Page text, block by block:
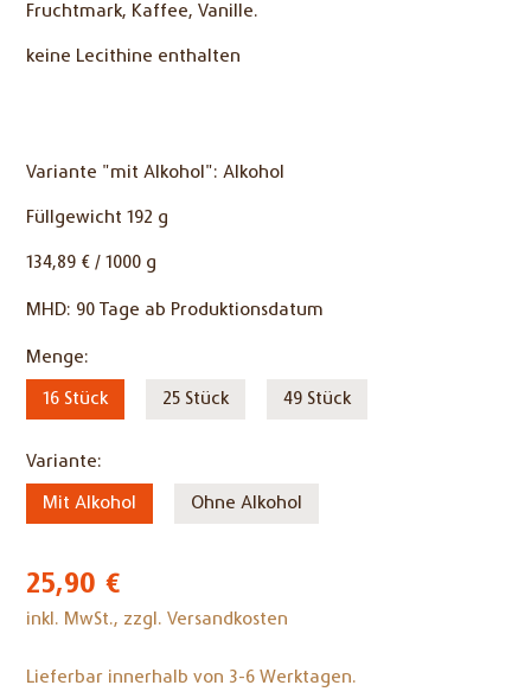
Fruchtmark, Kaffee, Vanille.
keine Lecithine enthalten
Variante "mit Alkohol": Alkohol
Füllgewicht 192 g
134,89 € / 1000 g
MHD: 90 Tage ab Produktionsdatum
Pflichtfeld
Menge:
16 Stück 25 Stück 49 Stück
Pflichtfeld
Variante:
Mit Alkohol Ohne Alkohol
25,90 €
inkl. MwSt., zzgl. Versandkosten
Lieferbar innerhalb von 3-6 Werktagen.